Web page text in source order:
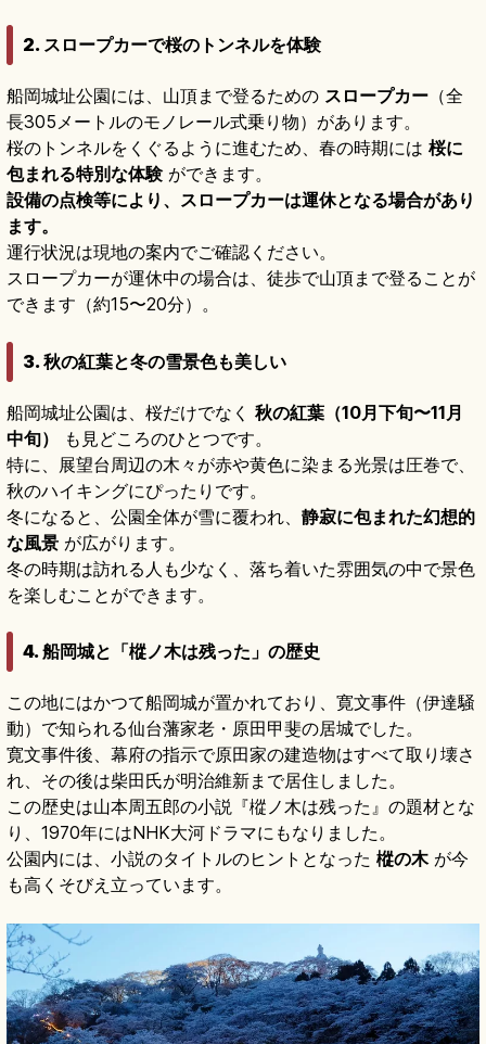
2. スロープカーで桜のトンネルを体験
船岡城址公園には、山頂まで登るための スロープカー （全
長305メートルのモノレール式乗り物）があります。
桜のトンネルをくぐるように進むため、春の時期には 桜に
包まれる特別な体験ができます。
設備の点検等により、スロープカーは運休となる場合があり
ます。
運行状況は現地の案内でご確認ください。
スロープカーが運休中の場合は、徒歩で山頂まで登ることが
できます（約15〜20分）。
3. 秋の紅葉と冬の雪景色も美しい
船岡城址公園は、桜だけでなく 秋の紅葉（10月下旬〜11月
中旬）
も見どころのひとつです。
特に、展望台周辺の木々が赤や黄色に染まる光景は圧巻で、
秋のハイキングにぴったりです。
冬になると、公園全体が雪に覆われ、 静寂に包まれた幻想的
な風景 が広がります。
冬の時期は訪れる人も少なく、落ち着いた雰囲気の中で景色
を楽しむことができます。
4. 船岡城と「樅ノ木は残った」の歴史
この地にはかつて船岡城が置かれており、寛文事件（伊達騒
動）で知られる仙台藩家老・原田甲斐の居城でした。
寛文事件後、幕府の指示で原田家の建造物はすべて取り壊さ
れ、その後は柴田氏が明治維新まで居住しました。
この歴史は山本周五郎の小説『樅ノ木は残った』の題材とな
り、1970年にはNHK大河ドラマにもなりました。
公園内には、小説のタイトルのヒントとなった 樅の木が今
も高くそびえ立っています。